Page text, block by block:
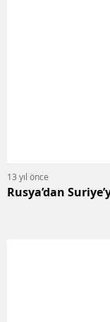
13 yıl önce
Rusya’dan